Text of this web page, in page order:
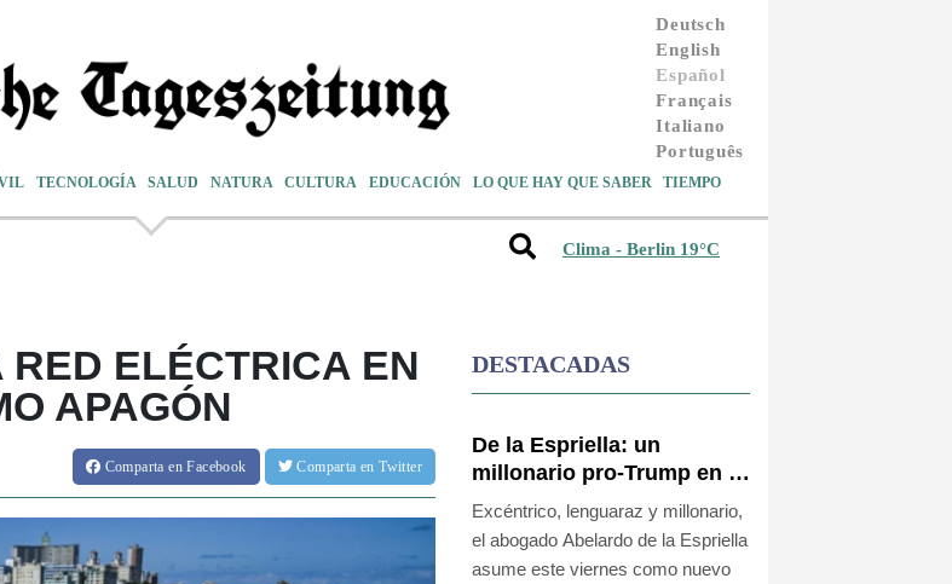
Deutsch
English
Español
Français
Italiano
Português
TECNOLOGÍA SALUD NATURA CULTURA EDUCACIÓN LO QUE HAY QUE SABER TIEMPO
Clima - Berlin 19°C
ELÉCTRICA EN
APAGÓN
Compartaen Facebook Comparta en Twitter
DESTACADAS
De la Espriella: un
millonario pro-Trump en la
presidencia de Colombia
Excéntrico, lenguaraz y millonario,
el abogado Abelardo de la Espriella
asume este viernes como nuevo